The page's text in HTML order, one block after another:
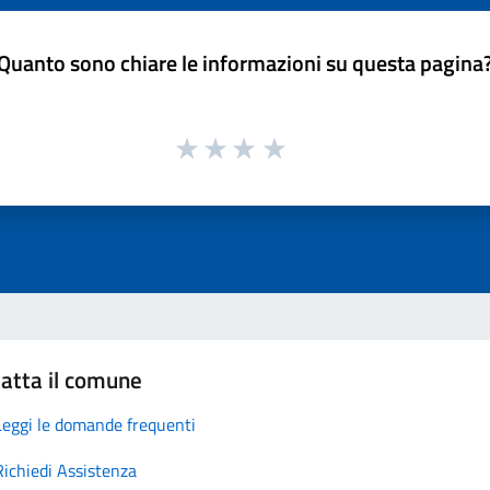
sono chiare le informazioni su questa
il comune
le domande frequenti
Assistenza